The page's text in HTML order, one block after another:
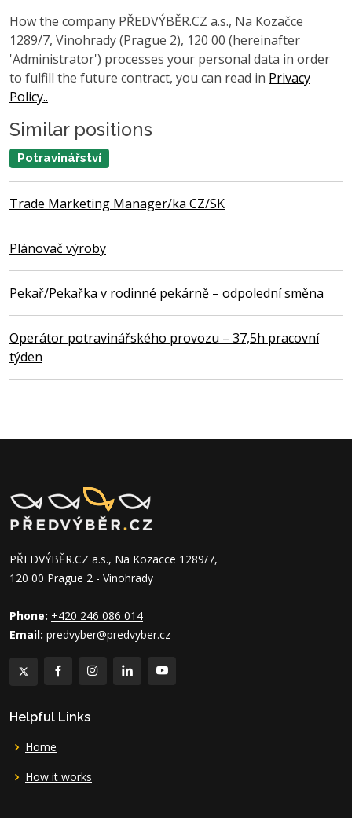
How the company PŘEDVÝBĚR.CZ a.s., Na Kozačce
1289/7, Vinohrady (Prague 2), 120 00 (hereinafter
'Administrator') processes your personal data in order
to fulfill the future contract, you can read in Privacy
Policy..
Similar positions
Potravinářství
Trade Marketing Manager/ka CZ/SK
Plánovač výroby
Pekař/Pekařka v rodinné pekárně – odpolední směna
Operátor potravinářského provozu – 37,5h pracovní
týden
PŘEDVÝBĚR.CZ a.s., Na Kozacce 1289/7,
120 00 Prague 2 - Vinohrady
Phone: +420 246 086 014
Email: predvyber@predvyber.cz
Helpful Links
Home
How it works